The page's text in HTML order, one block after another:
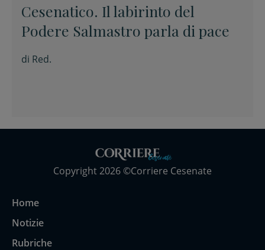
Cesenatico. Il labirinto del
Podere Salmastro parla di pace
di Red.
Copyright 2026 ©Corriere Cesenate
Home
Notizie
Rubriche